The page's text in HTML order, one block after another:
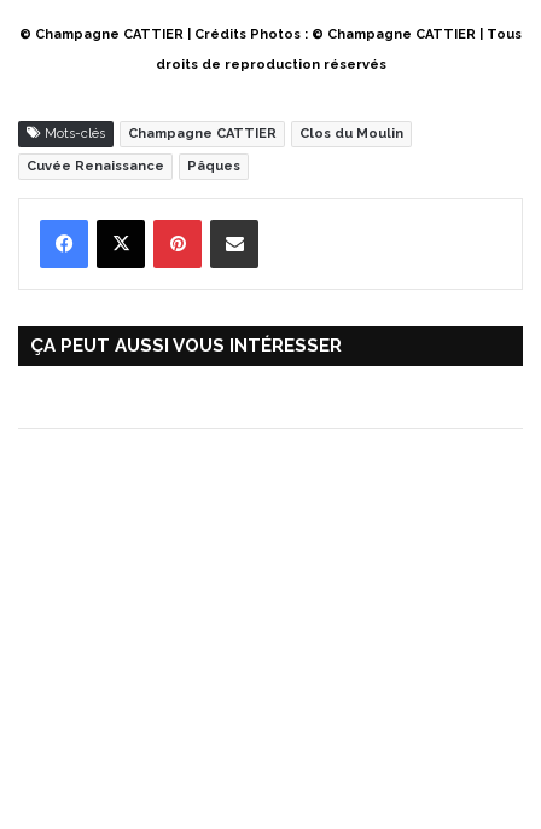
© Champagne CATTIER | Crédits Photos : © Champagne CATTIER | Tous
droits de reproduction réservés
Mots-clés Champagne CATTIER Clos du Moulin
Cuvée Renaissance Pâques
ÇA PEUT AUSSI VOUS INTÉRESSER